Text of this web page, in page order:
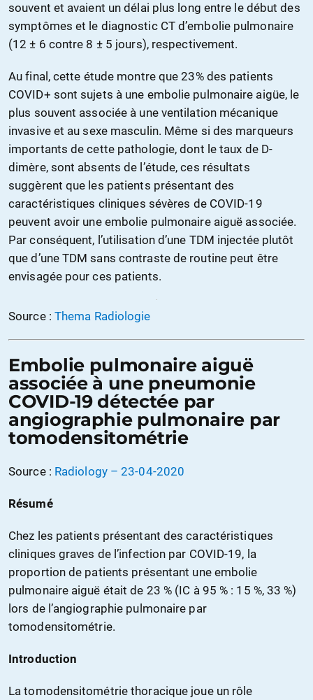
souvent et avaient un délai plus long entre le début des
symptômes et le diagnostic CT d’embolie pulmonaire
(12 ± 6 contre 8 ± 5 jours), respectivement.
Au final, cette étude montre que 23% des patients
COVID+ sont sujets à une embolie pulmonaire aigüe, le
plus souvent associée à une ventilation mécanique
invasive et au sexe masculin. Même si des marqueurs
importants de cette pathologie, dont le taux de D-
dimère, sont absents de l’étude, ces résultats
suggèrent que les patients présentant des
caractéristiques cliniques sévères de COVID-19
peuvent avoir une embolie pulmonaire aiguë associée.
Par conséquent, l’utilisation d’une TDM injectée plutôt
que d’une TDM sans contraste de routine peut être
envisagée pour ces patients.
Source : Thema Radiologie
Embolie pulmonaire aiguë
associée à une pneumonie
COVID-19 détectée par
angiographie pulmonaire par
tomodensitométrie
Source : Radiology – 23-04-2020
Résumé
Chez les patients présentant des caractéristiques
cliniques graves de l’infection par COVID-19, la
proportion de patients présentant une embolie
pulmonaire aiguë était de 23 % (IC à 95 % : 15 %, 33 %)
lors de l’angiographie pulmonaire par
tomodensitométrie.
Introduction
La tomodensitométrie thoracique joue un rôle